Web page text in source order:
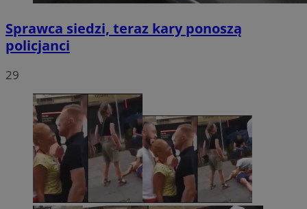
Sprawca siedzi, teraz kary ponoszą
policjanci
29